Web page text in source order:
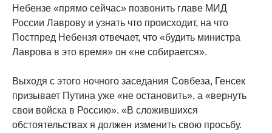
Небензе «прямо сейчас» позвонить главе МИД
России Лаврову и узнать что происходит, на что
Постпред Небензя отвечает, что «будить министра
Лаврова в это время» он «не собирается».
Выходя с этого ночного заседания Совбеза, Генсек
призывает Путина уже «не остановить», а «вернуть
свои войска в Россию». «В сложившихся
обстоятельствах я должен изменить свою просьбу.